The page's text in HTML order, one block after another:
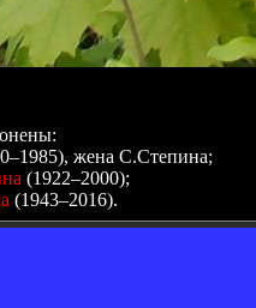
жена С.Степина;
(1922–2000);
(1943–2016).